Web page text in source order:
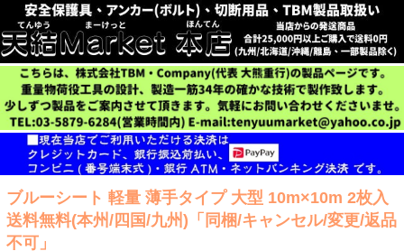
ブルーシート 軽量 薄手タイプ 大型 10m×10m 2枚入
送料無料(本州/四国/九州)「同梱/キャンセル/変更/返品
不可」